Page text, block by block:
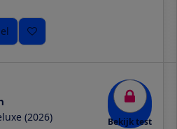
(2026) Bekijk test